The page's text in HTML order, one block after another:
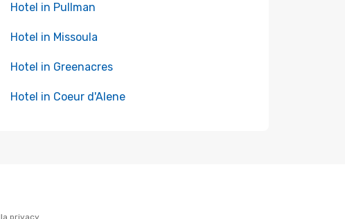
Hotel in Pullman
Hotel in Missoula
Hotel in Greenacres
Hotel in Coeur d'Alene